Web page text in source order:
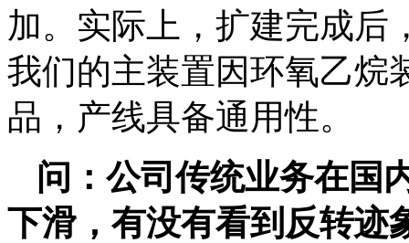
加。实际上，扩建完成后
我们的主装置因环氧乙烷
品，产线具备通用性。
问：公司传统业务在国
下滑，有没有看到反转迹